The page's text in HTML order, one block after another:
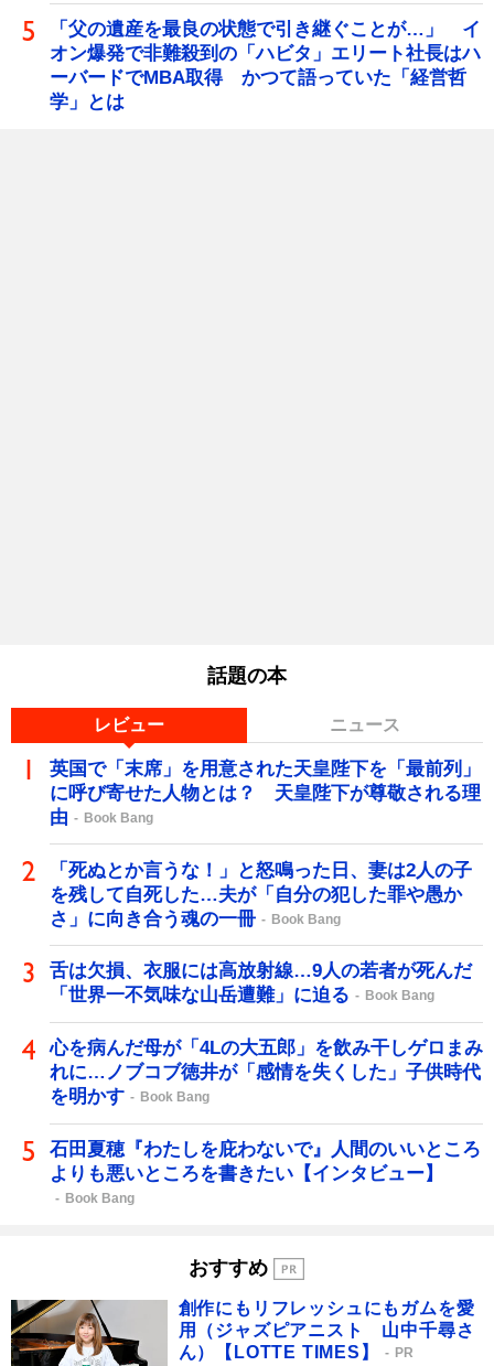
「父の遺産を最良の状態で引き継ぐことが…」 イ
オン爆発で非難殺到の「ハビタ」エリート社長はハ
ーバードでMBA取得 かつて語っていた「経営哲
学」とは
話題の本
レビュー ニュース
英国で「末席」を用意された天皇陛下を「最前列」
に呼び寄せた人物とは？ 天皇陛下が尊敬される理
由
Book Bang
「死ぬとか言うな！」と怒鳴った日、妻は2人の子
を残して自死した…夫が「自分の犯した罪や愚か
さ」に向き合う魂の一冊
Book Bang
舌は欠損、衣服には高放射線…9人の若者が死んだ
「世界一不気味な山岳遭難」に迫る
Book Bang
心を病んだ母が「4Lの大五郎」を飲み干しゲロまみ
れに…ノブコブ徳井が「感情を失くした」子供時代
を明かす
Book Bang
石田夏穂『わたしを庇わないで』人間のいいところ
よりも悪いところを書きたい【インタビュー】
Book Bang
おすすめ
創作にもリフレッシュにもガムを愛
用（ジャズピアニスト 山中千尋さ
ん）【LOTTE TIMES】
PR